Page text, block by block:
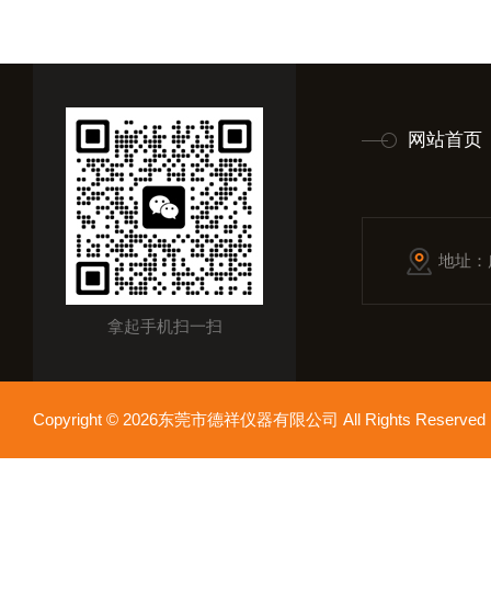
拿起手机扫一扫
网站首页
地址
Copyright © 2026东莞市德祥仪器有限公司 All Rights